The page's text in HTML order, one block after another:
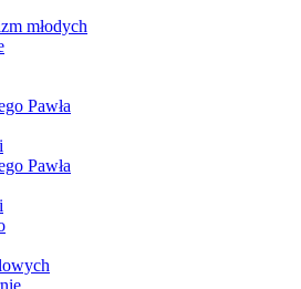
młodych
Pawła
Pawła